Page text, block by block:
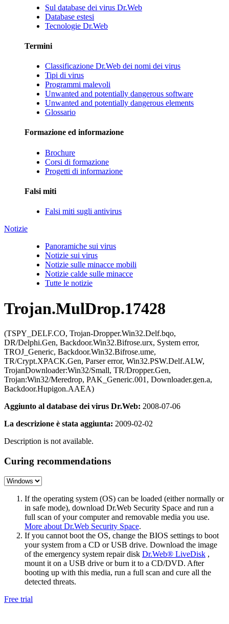
Sul database dei virus Dr.Web
Database estesi
Tecnologie Dr.Web
Termini
Classificazione Dr.Web dei nomi dei virus
Tipi di virus
Programmi malevoli
Unwanted and potentially dangerous software
Unwanted and potentially dangerous elements
Glossario
Formazione ed informazione
Brochure
Corsi di formazione
Progetti di informazione
Falsi miti
Falsi miti sugli antivirus
Notizie
Panoramiche sui virus
Notizie sui virus
Notizie sulle minacce mobili
Notizie calde sulle minacce
Tutte le notizie
Trojan.MulDrop.17428
(TSPY_DELF.CO, Trojan-Dropper.Win32.Delf.bqo,
DR/Delphi.Gen, Backdoor.Win32.Bifrose.urx, System error,
TROJ_Generic, Backdoor.Win32.Bifrose.ume,
TR/Crypt.XPACK.Gen, Parser error, Win32.PSW.Delf.ALW,
TrojanDownloader:Win32/Small, TR/Dropper.Gen,
Trojan:Win32/Meredrop, PAK_Generic.001, Downloader.gen.a,
Backdoor.Hupigon.AAEA)
Aggiunto al database dei virus Dr.Web: 2008-07-06
La descrizione è stata aggiunta: 2009-02-02
Description is not available.
Curing recommendations
If the operating system (OS) can be loaded (either normally or
in safe mode), download Dr.Web Security Space and run a
full scan of your computer and removable media you use.
More about Dr.Web Security Space.
If you cannot boot the OS, change the BIOS settings to boot
your system from a CD or USB drive. Download the image
of the emergency system repair disk Dr.Web® LiveDisk ,
mount it on a USB drive or burn it to a CD/DVD. After
booting up with this media, run a full scan and cure all the
detected threats.
Free trial